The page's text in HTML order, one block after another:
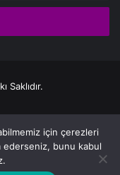
Saklıdır.
Instagram
için çerezleri
ederseniz, bunu kabul